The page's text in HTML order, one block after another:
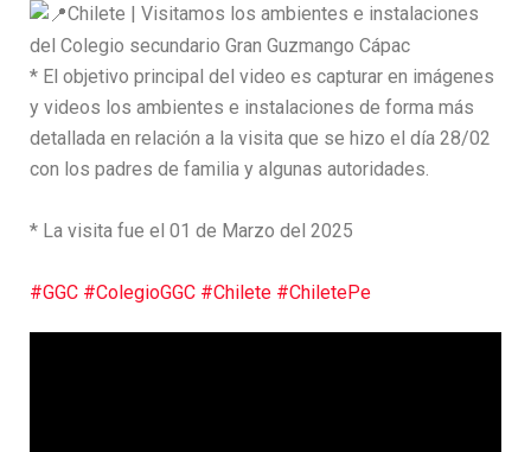
Chilete | Visitamos los ambientes e instalaciones
del Colegio secundario Gran Guzmango Cápac
* El objetivo principal del video es capturar en imágenes
y videos los ambientes e instalaciones de forma más
detallada en relación a la visita que se hizo el día 28/02
con los padres de familia y algunas autoridades.
* La visita fue el 01 de Marzo del 2025
#GGC #ColegioGGC #Chilete #ChiletePe